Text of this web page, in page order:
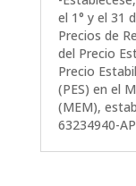
el 1° y el 31
Precios de
del Precio
Precio
(PES) en el
(MEM),
63234940-